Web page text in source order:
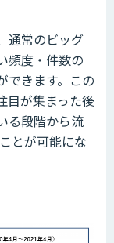
通常のビッグ
頻度・件数の
できます。この
目が集まった後
る段階から流
とが可能にな